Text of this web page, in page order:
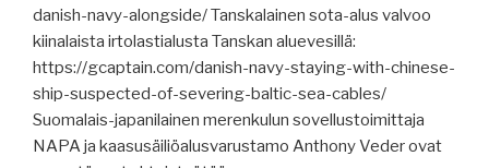
danish-navy-alongside/ Tanskalainen sota-alus valvoo
kiinalaista irtolastialusta Tanskan aluevesillä:
https://gcaptain.com/danish-navy-staying-with-chinese-
ship-suspected-of-severing-baltic-sea-cables/
Suomalais-japanilainen merenkulun sovellustoimittaja
NAPA ja kaasusäiliöalusvarustamo Anthony Veder ovat